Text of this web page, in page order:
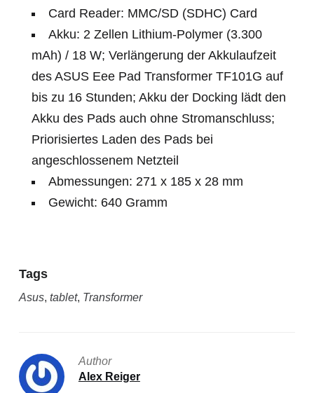
Card Reader: MMC/SD (SDHC) Card
Akku: 2 Zellen Lithium-Polymer (3.300
mAh) / 18 W; Verlängerung der Akkulaufzeit
des ASUS Eee Pad Transformer TF101G auf
bis zu 16 Stunden; Akku der Docking lädt den
Akku des Pads auch ohne Stromanschluss;
Priorisiertes Laden des Pads bei
angeschlossenem Netzteil
Abmessungen: 271 x 185 x 28 mm
Gewicht: 640 Gramm
Tags
Asus, tablet, Transformer
Author
Alex Reiger